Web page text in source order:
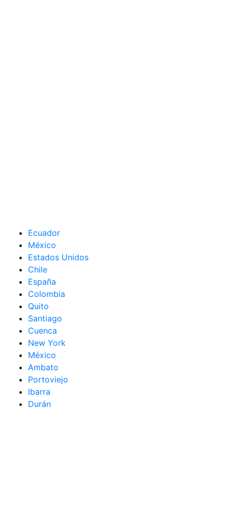
Ecuador
México
Estados Unidos
Chile
España
Colombia
Quito
Santiago
Cuenca
New York
México
Ambato
Portoviejo
Ibarra
Durán